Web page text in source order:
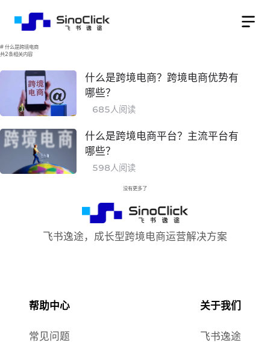
# 什么是跨境电商
共2条相关内容
什么是跨境电商？跨境电商优势有
哪些？
685人阅读
什么是跨境电商平台？主流平台有
哪些？
598人阅读
没有更多了
飞书逸途，成长型跨境电商运营解决方案
帮助中心 关于我们
常见问题 飞书逸途